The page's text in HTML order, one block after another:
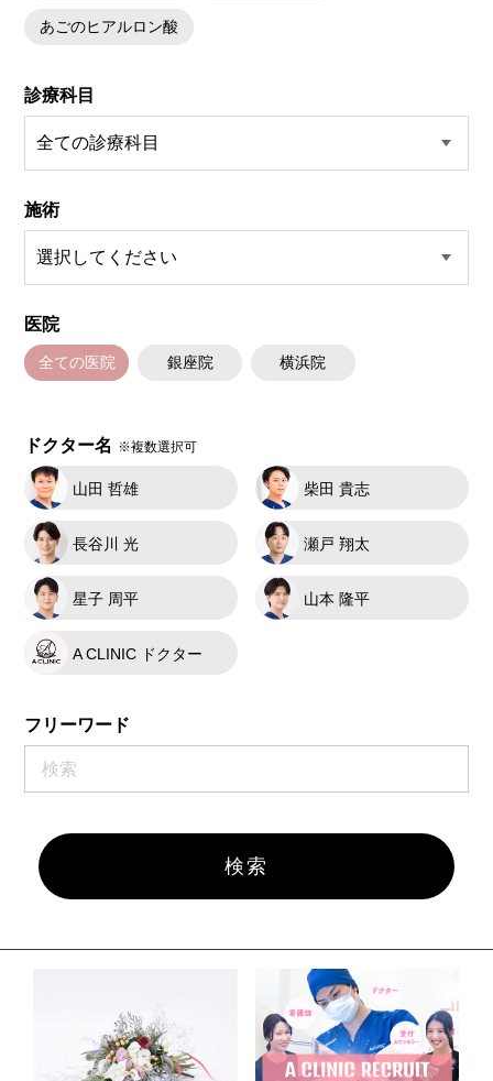
あごのヒアルロン酸
診療科目
施術
医院
全ての医院 銀座院 横浜院
ドクター名 ※複数選択可
山田 哲雄 柴田 貴志
長谷川 光 瀬戸 翔太
星子 周平 山本 隆平
A CLINIC ドクター
フリーワード